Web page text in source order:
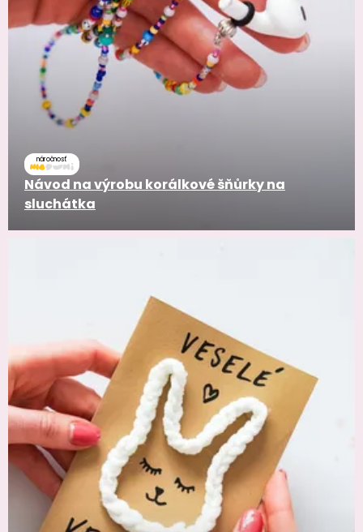
náročnosť
Návod na výrobu korálkové šňůrky na
sluchátka